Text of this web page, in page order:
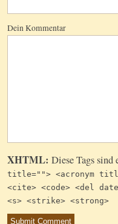
Dein Kommentar
XHTML: Diese Tags
title=""> <acronym
<cite> <code> <del
<s> <strike> <strong>